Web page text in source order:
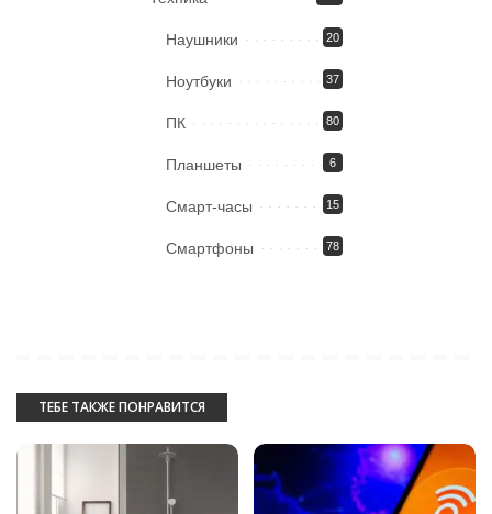
Наушники 20
Ноутбуки 37
ПК 80
Планшеты 6
Смарт-часы 15
Смартфоны 78
ТЕБЕ ТАКЖЕ ПОНРАВИТСЯ